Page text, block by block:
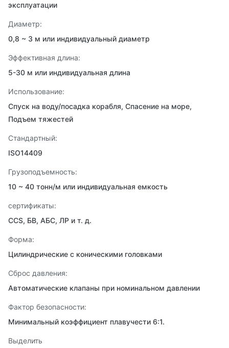
эксплуатации
Диаметр:
0,8 ~ 3 м или индивидуальный диаметр
Эффективная длина:
5-30 м или индивидуальная длина
Использование:
Спуск на воду/посадка корабля, Спасение на море,
Подъем тяжестей
Стандартный:
ISO14409
Грузоподъемность:
10 ~ 40 тонн/м или индивидуальная емкость
сертификаты:
CCS, БВ, АБС, ЛР и т. д.
Форма:
Цилиндрические с коническими головками
Сброс давления:
Автоматические клапаны при номинальном давлении
Фактор безопасности:
Минимальный коэффициент плавучести 6:1.
Выделить